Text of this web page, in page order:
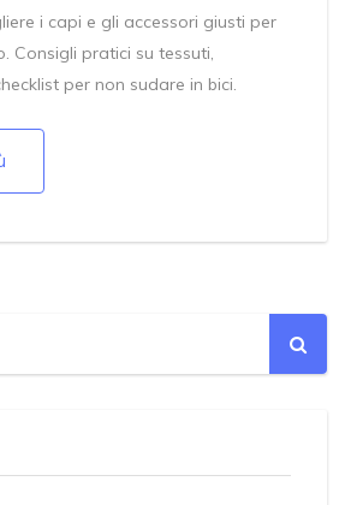
i capi e gli accessori giusti per
Consigli pratici su tessuti,
per non sudare in bici.